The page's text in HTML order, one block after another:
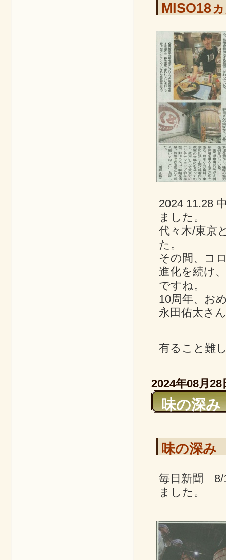
MISO18
2024 11.28
ました。
代々木/東京
た。
その間、コ
進化を続け
ですね。
10周年、お
永田佑太さ
有ること難
2024年08月28
味の深
味の深み
毎日新聞 8/
ました。